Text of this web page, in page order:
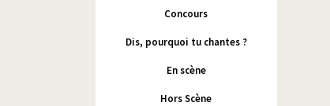
Concours
Dis, pourquoi tu chantes ?
En scène
Hors Scène